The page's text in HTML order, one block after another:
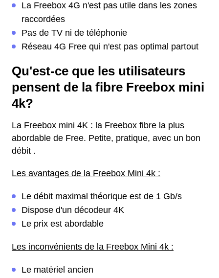
La Freebox 4G n'est pas utile dans les zones
raccordées
Pas de TV ni de téléphonie
Réseau 4G Free qui n'est pas optimal partout
Qu'est-ce que les utilisateurs
pensent de la fibre Freebox mini
4k?
La Freebox mini 4K : la Freebox fibre la plus
abordable de Free. Petite, pratique, avec un bon
débit .
Les avantages de la Freebox Mini 4k :
Le débit maximal théorique est de 1 Gb/s
Dispose d'un décodeur 4K
Le prix est abordable
Les inconvénients de la Freebox Mini 4k :
Le matériel ancien